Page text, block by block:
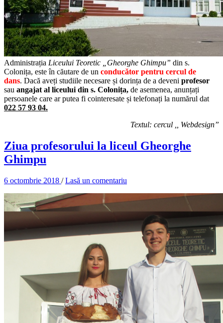
Administrația Liceului Teoretic „Gheorghe Ghimpu” din s.
Colonița, este în căutare de un conducător pentru cercul de
dans. Dacă aveți studiile necesare și dorința de a deveni profesor
sau angajat al liceului din s. Colonița, de asemenea, anunțați
persoanele care ar putea fi cointeresate și telefonați la numărul dat
022 57 93 04.
Textul: cercul ,, Webdesign”
Ziua profesorului la liceul Gheorghe
Ghimpu
6 octombrie 2018 /Lasă un comentariu